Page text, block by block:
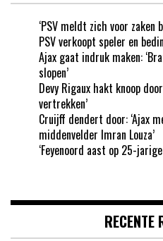
‘PSV meldt zich voor zaken
PSV verkoopt speler en
Ajax gaat indruk maken:
slopen’
Devy Rigaux hakt knoop
vertrekken’
Cruijff dendert door: ‘Ajax
middenvelder Imran Louza’
‘Feyenoord aast op 25-
RECENTE